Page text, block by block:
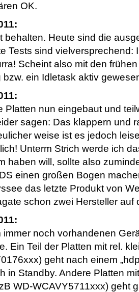
OK.
behalten. Heute sind die
Tests sind vielversprechend:
Scheint also mit den
bzw. ein Idletask aktiv
Platten nun eingebaut und
sagen: Das klappern und
weise ist es jedoch
Unterm Strich werde ich
haben will, sollte also
einen großen Bogen
das letzte Produkt von
schon zwei Hersteller auf
noch vorhandenen
Ein Teil der Platten mit rel.
geht nach einem
in Standby. Andere Platten
WD-WCAVY5711xxx) geht